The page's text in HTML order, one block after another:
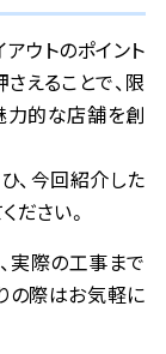
ウトのポイント
えることで、限
力的な店舗を創
、今回紹介した
ださい。
実際の工事まで
の際はお気軽に